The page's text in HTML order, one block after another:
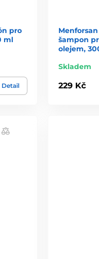
pro
ml
Detail
šampon
olejem,
Skladem
229 Kč